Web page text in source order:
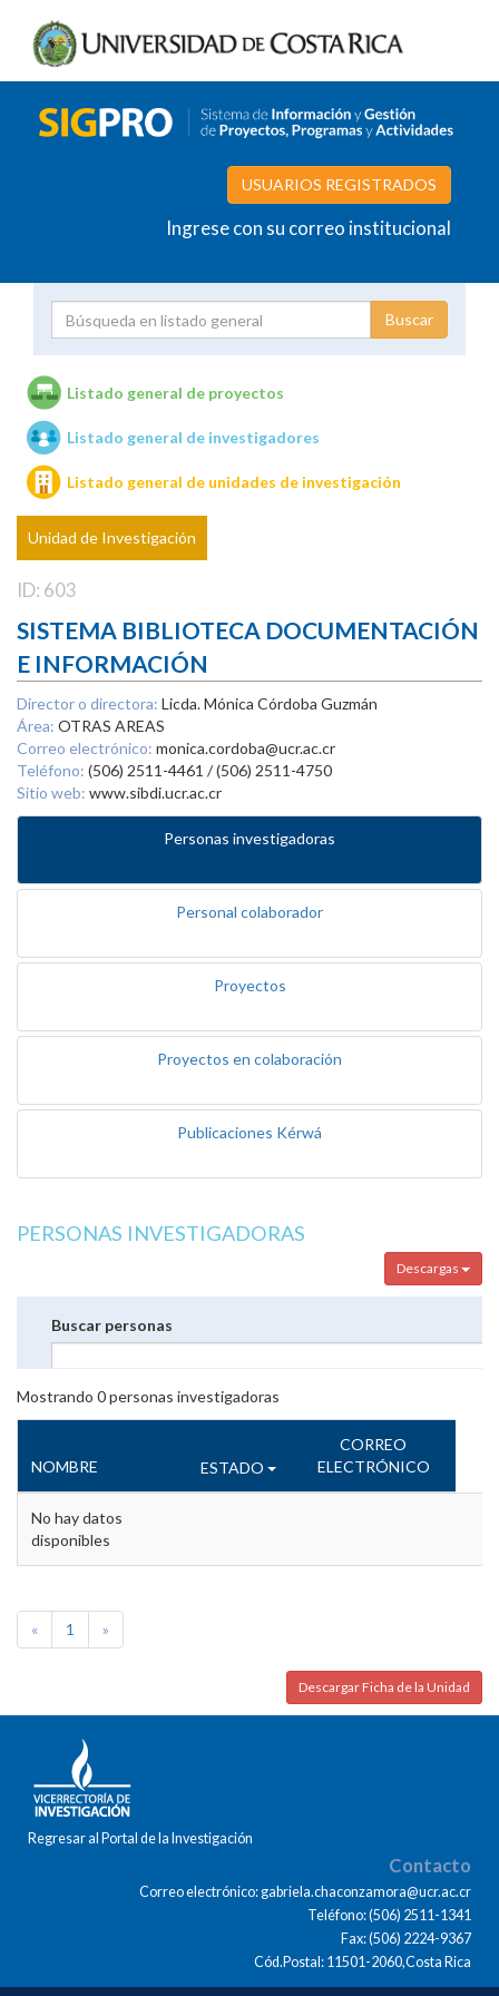
USUARIOS REGISTRADOS
Ingrese con su correo institucional
Unidades de investigación
Listado general de proyectos
Listado general de investigadores
Listado general de unidades de investigación
Unidad de Investigación
ID: 603
SISTEMA BIBLIOTECA DOCUMENTACIÓN
E INFORMACIÓN
Director o directora: Licda. Mónica Córdoba Guzmán
Área: OTRAS AREAS
Correo electrónico: monica.cordoba@ucr.ac.cr
Teléfono: (506) 2511-4461 / (506) 2511-4750
Sitio web: www.sibdi.ucr.ac.cr
Personas investigadoras
Personal colaborador
Proyectos
Proyectos en colaboración
Publicaciones Kérwá
PERSONAS INVESTIGADORAS
Descargas
Buscar personas
Mostrando 0personas investigadoras
NOMBRE ESTADO
CORREO
ELECTRÓNICO
No hay datos
disponibles
« 1 »
Descargar Ficha de la Unidad
Regresar al Portal de la Investigación
Contacto
Correo electrónico: gabriela.chaconzamora@ucr.ac.cr
Teléfono: (506) 2511-1341
Fax: (506) 2224-9367
Cód.Postal: 11501-2060,Costa Rica